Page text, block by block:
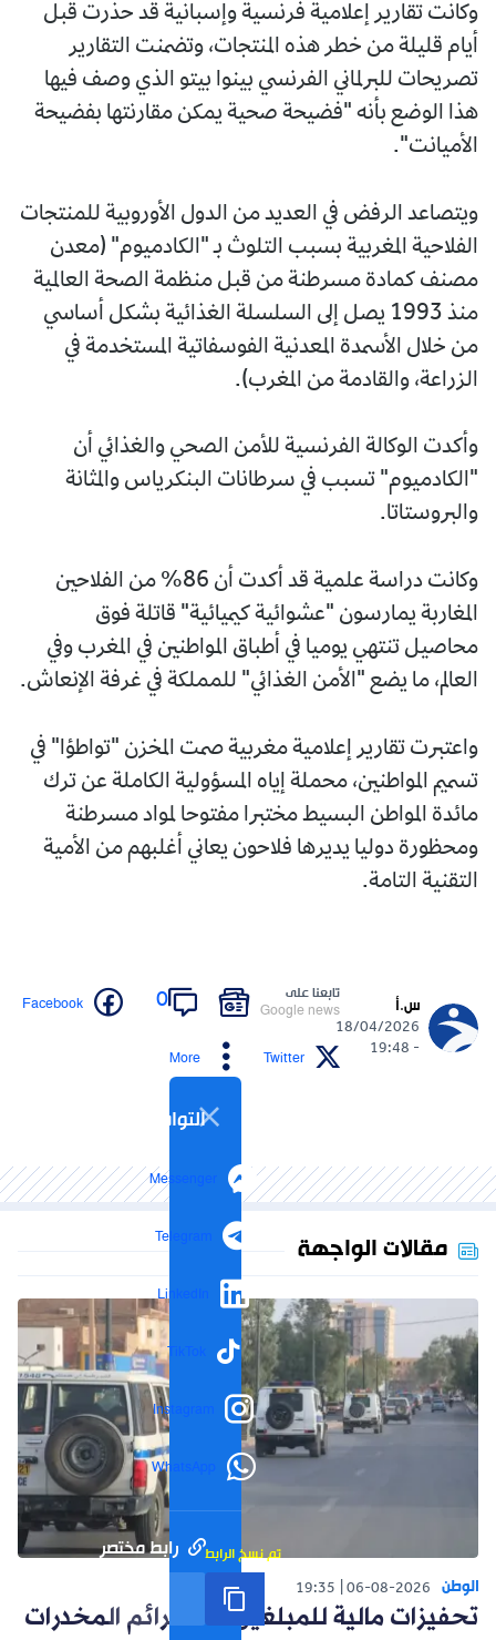
وكانت تقارير إعلامية فرنسية وإسبانية قد حذرت قبل
أيام قليلة من خطر هذه المنتجات، وتضمنت التقارير
تصريحات للبرلماني الفرنسي بينوا بيتو الذي وصف فيها
هذا الوضع بأنه "فضيحة صحية يمكن مقارنتها بفضيحة
الأميانت".
ويتصاعد الرفض في العديد من الدول الأوروبية للمنتجات
الفلاحية المغربية بسبب التلوث بـ "الكادميوم" (معدن
مصنف كمادة مسرطنة من قبل منظمة الصحة العالمية
منذ 1993 يصل إلى السلسلة الغذائية بشكل أساسي
من خلال الأسمدة المعدنية الفوسفاتية المستخدمة في
الزراعة، والقادمة من المغرب).
وأكدت الوكالة الفرنسية للأمن الصحي والغذائي أن
"الكادميوم" تسبب في سرطانات البنكرياس والمثانة
والبروستاتا.
وكانت دراسة علمية قد أكدت أن 86% من الفلاحين
المغاربة يمارسون "عشوائية كيميائية" قاتلة فوق
محاصيل تنتهي يوميا في أطباق المواطنين في المغرب وفي
العالم، ما يضع "الأمن الغذائي" للمملكة في غرفة الإنعاش.
واعتبرت تقارير إعلامية مغربية صمت المخزن "تواطؤا" في
تسميم المواطنين، محملة إياه المسؤولية الكاملة عن ترك
مائدة المواطن البسيط مختبرا مفتوحا لمواد مسرطنة
ومحظورة دوليا يديرها فلاحون يعاني أغلبهم من الأمية
التقنية التامة.
س.أ
18/04/2026
- 19:48
تابعنا على
Google news
0
Facebook
Twitter
More
التواصل الاجتماعي
Messenger
Telegram
LinkedIn
TikTok
Instagram
WhatsApp
رابط مختصر تم نسخ الرابط
مقالات الواجهة
الوطن 06-08-2026
19:35
تحفيزات مالية للمبلغين عن جرائم المخدرات